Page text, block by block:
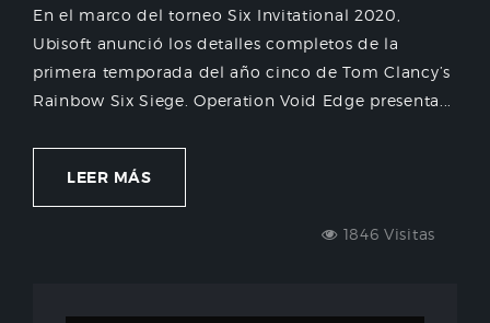
En el marco del torneo Six Invitational 2020,
Ubisoft anunció los detalles completos de la
primera temporada del año cinco de Tom Clancy’s
Rainbow Six Siege. Operation Void Edge presenta...
LEER MÁS
1846 Visitas